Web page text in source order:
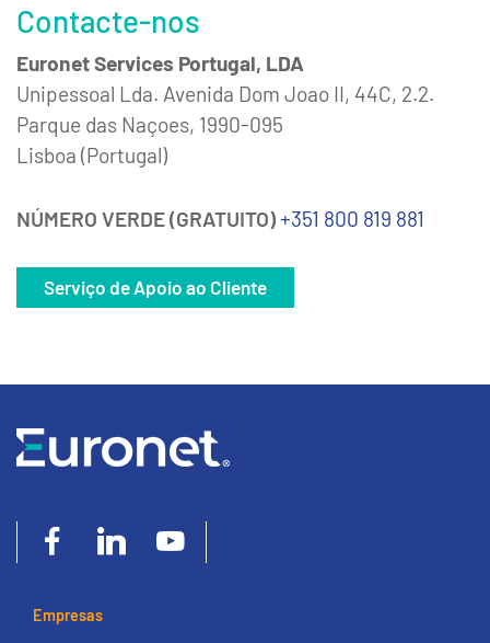
Contacte-nos
Euronet Services Portugal, LDA
Unipessoal Lda. Avenida Dom Joao II, 44C, 2.2.
Parque das Naçoes, 1990-095
Lisboa (Portugal)
NÚMERO VERDE (GRATUITO)+351 800 819 881
Serviço de Apoio ao Cliente
Empresas